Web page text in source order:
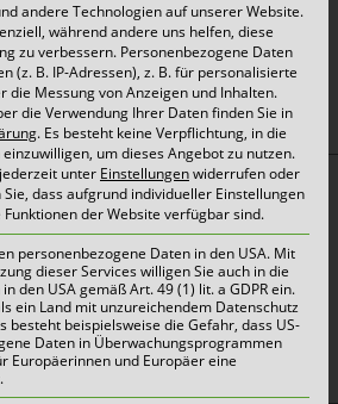
andere Technologien auf unserer Website.
während andere uns helfen, diese
zu verbessern. Personenbezogene Daten
(z. B. IP-Adressen), z. B. für personalisierte
die Messung von Anzeigen und Inhalten.
die Verwendung Ihrer Daten finden Sie in
. Es besteht keine Verpflichtung, in die
um dieses Angebot zu nutzen.
unter Einstellungenwiderrufen oder
dass aufgrund individueller Einstellungen
der Website verfügbar sind.
personenbezogene Daten in den USA. Mit
dieser Services willigen Sie auch in die
den USA gemäß Art. 49 (1) lit. a GDPR ein.
ein Land mit unzureichendem Datenschutz
besteht beispielsweise die Gefahr, dass US-
Daten in Überwachungsprogrammen
Europäerinnen und Europäer eine